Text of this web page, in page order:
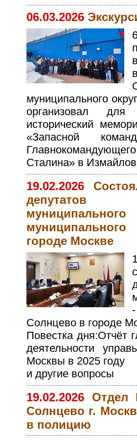
06.03.2026
муниципального
организовал
исторический
«Запасной
Сталина» в
19.02.2026
депутатов
городе Москве
Солнцево в городе
Повестка дня:Отчёт
деятельности
Москвы в 2025 году
и другие вопросы
19.02.2026 Отдел
Солнцево г.
в полицию